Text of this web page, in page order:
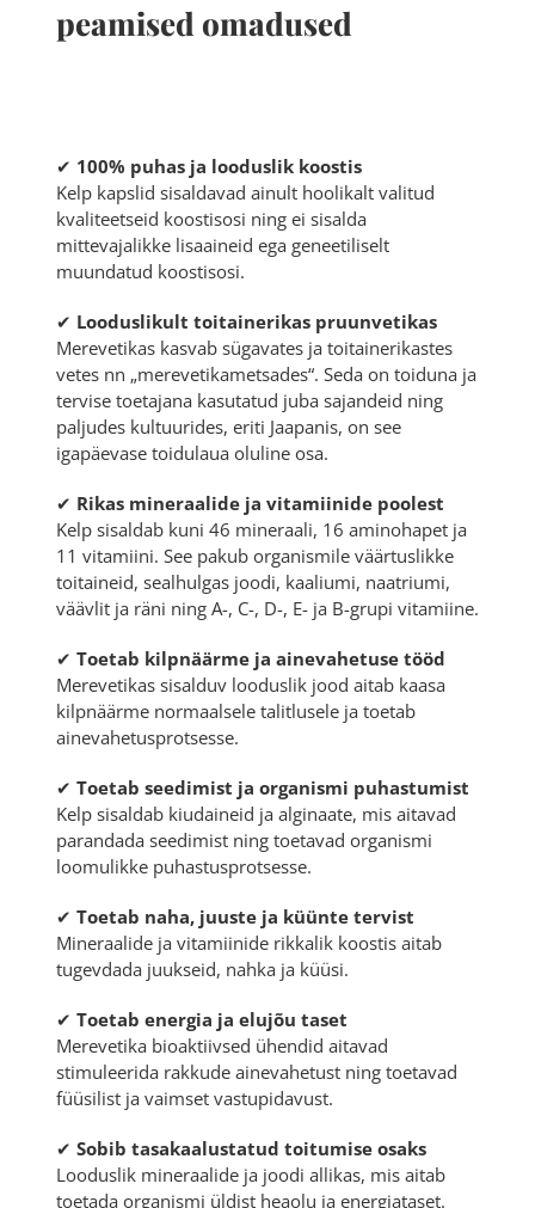
peamised omadused
✔ 100% puhas ja looduslik koostis
Kelp kapslid sisaldavad ainult hoolikalt valitud
kvaliteetseid koostisosi ning ei sisalda
mittevajalikke lisaaineid ega geneetiliselt
muundatud koostisosi.
✔ Looduslikult toitainerikas pruunvetikas
Merevetikas kasvab sügavates ja toitainerikastes
vetes nn „merevetikametsades“. Seda on toiduna ja
tervise toetajana kasutatud juba sajandeid ning
paljudes kultuurides, eriti Jaapanis, on see
igapäevase toidulaua oluline osa.
✔ Rikas mineraalide ja vitamiinide poolest
Kelp sisaldab kuni 46 mineraali, 16 aminohapet ja
11 vitamiini. See pakub organismile väärtuslikke
toitaineid, sealhulgas joodi, kaaliumi, naatriumi,
väävlit ja räni ning A-, C-, D-, E- ja B-grupi vitamiine.
✔ Toetab kilpnäärme ja ainevahetuse tööd
Merevetikas sisalduv looduslik jood aitab kaasa
kilpnäärme normaalsele talitlusele ja toetab
ainevahetusprotsesse.
✔ Toetab seedimist ja organismi puhastumist
Kelp sisaldab kiudaineid ja alginaate, mis aitavad
parandada seedimist ning toetavad organismi
loomulikke puhastusprotsesse.
✔ Toetab naha, juuste ja küünte tervist
Mineraalide ja vitamiinide rikkalik koostis aitab
tugevdada juukseid, nahka ja küüsi.
✔ Toetab energia ja elujõu taset
Merevetika bioaktiivsed ühendid aitavad
stimuleerida rakkude ainevahetust ning toetavad
füüsilist ja vaimset vastupidavust.
✔ Sobib tasakaalustatud toitumise osaks
Looduslik mineraalide ja joodi allikas, mis aitab
toetada organismi üldist heaolu ja energiataset.